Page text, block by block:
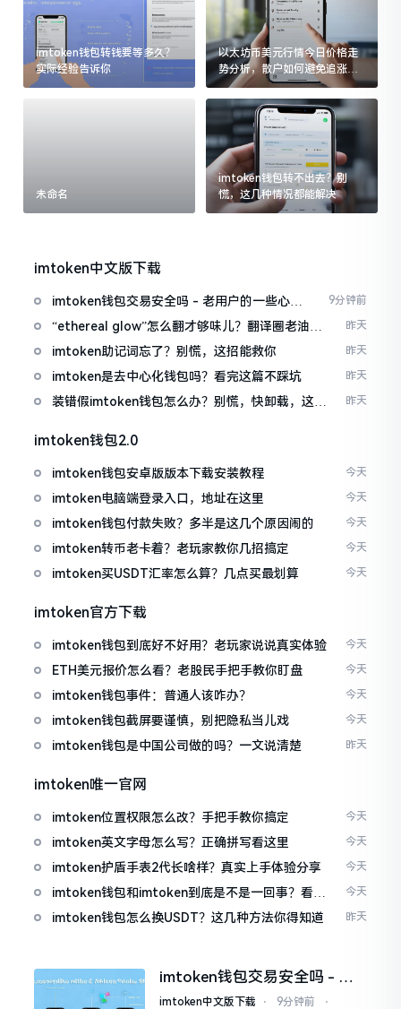
imtoken钱包转钱要等多久？
实际经验告诉你
以太坊币美元行情今日价格走
势分析，散户如何避免追涨杀
跌被套牢
未命名
imtoken钱包转不出去？别
慌，这几种情况都能解决
imtoken中文版下载
imtoken钱包交易安全吗 - 老用户的一些心里
话
9分钟前
“ethereal glow”怎么翻才够味儿？翻译圈老油条
的私房话
昨天
imtoken助记词忘了？别慌，这招能救你 昨天
imtoken是去中心化钱包吗？看完这篇不踩坑 昨天
装错假imtoken钱包怎么办？别慌，快卸载，这几
昨天
imtoken钱包2.0
imtoken钱包安卓版版本下载安装教程 今天
imtoken电脑端登录入口，地址在这里 今天
imtoken钱包付款失败？多半是这几个原因闹的 今天
imtoken转币老卡着？老玩家教你几招搞定 今天
imtoken买USDT汇率怎么算？几点买最划算 今天
imtoken官方下载
imtoken钱包到底好不好用？老玩家说说真实体验 今天
ETH美元报价怎么看？老股民手把手教你盯盘 今天
imtoken钱包事件：普通人该咋办？ 今天
imtoken钱包截屏要谨慎，别把隐私当儿戏 今天
imtoken钱包是中国公司做的吗？一文说清楚 昨天
imtoken唯一官网
imtoken位置权限怎么改？手把手教你搞定 今天
imtoken英文字母怎么写？正确拼写看这里 今天
imtoken护盾手表2代长啥样？真实上手体验分享 今天
imtoken钱包和imtoken到底是不是一回事？看完
就懂了
今天
imtoken钱包怎么换USDT？这几种方法你得知道 昨天
imtoken钱包交易安全吗 - 老
用户的一些心里话
imtoken中文版下载 ⋅ 9分钟前
⋅